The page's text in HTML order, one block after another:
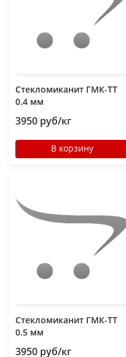
Стекломиканит ГМК-ТТ
0.4 мм
3950 руб/кг
В корзину
Стекломиканит ГМК-ТТ
0.5 мм
3950 руб/кг